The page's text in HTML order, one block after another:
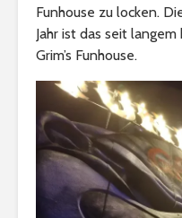
Funhouse zu locken.
Jahr ist das seit
Grim’s Funhouse.